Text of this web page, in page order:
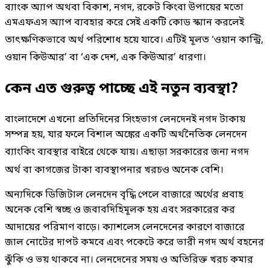
ব্যাংক অ্যাপ অথবা বিকাশ, নগদ, রকেট কিংবা উপায়ের মতো
এমএফএস অ্যাপ ব্যবহার করে সেই একটি কোড স্ক্যান করলেই
তাৎক্ষণিকভাবে অর্থ পরিশোধ হয়ে যাবে। এটিই মূলত ‘ওয়ান কান্ট্রি,
ওয়ান কিউআর’ বা ‘এক দেশ, এক কিউআর’ ধারণা।
কেন এত গুরুত্ব পাচ্ছে এই নতুন ব্যবস্থা?
বাংলাদেশে এখনো প্রতিদিনের সিংহভাগ লেনদেনই নগদ টাকায়
সম্পন্ন হয়, যার ফলে বিশাল অঙ্কের একটি অর্থনৈতিক লেনদেন
ব্যাংকিং ব্যবস্থার বাইরে থেকে যায়। এছাড়া সরকারের জন্য নগদ
অর্থ বা কাগজের টাকা ব্যবস্থাপনার খরচও অনেক বেশি।
অন্যদিকে ডিজিটাল লেনদেন বৃদ্ধি পেলে বাজারে অর্থের প্রবাহ
অনেক বেশি স্বচ্ছ ও জবাবদিহিমূলক হয় এবং সরকারের কর
আদায়ের পরিমাণ বাড়ে। ক্যাশলেস লেনদেনের কারণে বাজারে
জাল নোটের দাপট কমবে এবং পকেটে করে ভারী নগদ অর্থ বহনের
ঝুঁকি ও ভয় থাকবে না। লেনদেনের সময় ও অতিরিক্ত খরচ কমার